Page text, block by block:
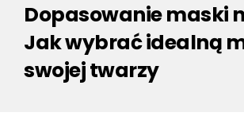
Dopasowanie maski
Jak wybrać idealną
swojej twarzy